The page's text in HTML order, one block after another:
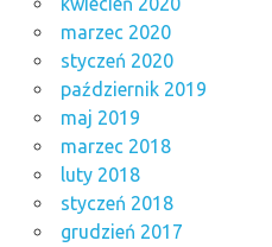
marzec 2020
styczeń 2020
październik 2019
maj 2019
marzec 2018
luty 2018
styczeń 2018
grudzień 2017